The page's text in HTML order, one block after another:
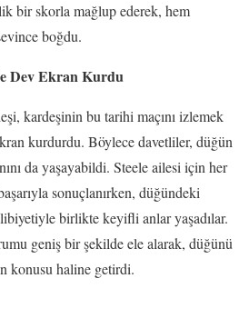
bir skorla mağlup ederek, hem
boğdu.
Dev Ekran Kurdu
kardeşinin bu tarihi maçını izlemek
kurdurdu. Böylece davetliler, düğün
da yaşayabildi. Steele ailesi için her
sonuçlanırken, düğündeki
birlikte keyifli anlar yaşadılar.
geniş bir şekilde ele alarak, düğünü
konusu haline getirdi.